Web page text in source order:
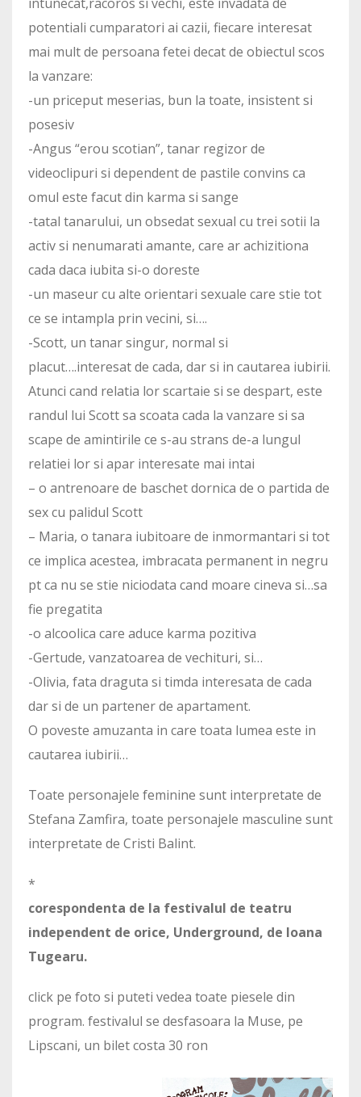
potentiali cumparatori ai cazii, fiecare interesat
mai mult de persoana fetei decat de obiectul scos
la vanzare:
-un priceput meserias, bun la toate, insistent si
posesiv
-Angus “erou scotian”, tanar regizor de
videoclipuri si dependent de pastile convins ca
omul este facut din karma si sange
-tatal tanarului, un obsedat sexual cu trei sotii la
activ si nenumarati amante, care ar achizitiona
cada daca iubita si-o doreste
-un maseur cu alte orientari sexuale care stie tot
ce se intampla prin vecini, si….
-Scott, un tanar singur, normal si
placut….interesat de cada, dar si in cautarea iubirii.
Atunci cand relatia lor scartaie si se despart, este
randul lui Scott sa scoata cada la vanzare si sa
scape de amintirile ce s-au strans de-a lungul
relatiei lor si apar interesate mai intai
– o antrenoare de baschet dornica de o partida de
sex cu palidul Scott
– Maria, o tanara iubitoare de inmormantari si tot
ce implica acestea, imbracata permanent in negru
pt ca nu se stie niciodata cand moare cineva si…sa
fie pregatita
-o alcoolica care aduce karma pozitiva
-Gertude, vanzatoarea de vechituri, si…
-Olivia, fata draguta si timda interesata de cada
dar si de un partener de apartament.
O poveste amuzanta in care toata lumea este in
cautarea iubirii…
Toate personajele feminine sunt interpretate de
Stefana Zamfira, toate personajele masculine sunt
interpretate de Cristi Balint.
*
corespondenta de la festivalul de teatru
independent de orice, Underground, de Ioana
Tugearu.
click pe foto si puteti vedea toate piesele din
program. festivalul se desfasoara la Muse, pe
Lipscani, un bilet costa 30 ron